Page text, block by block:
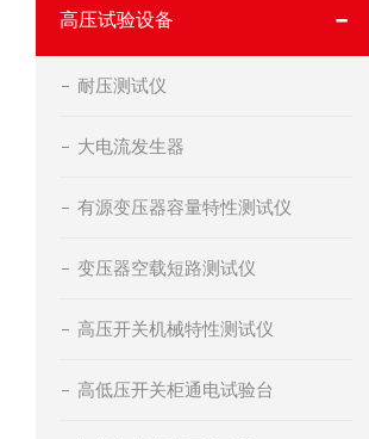
高压试验设备
耐压测试仪
大电流发生器
有源变压器容量特性测试仪
变压器空载短路测试仪
高压开关机械特性测试仪
高低压开关柜通电试验台